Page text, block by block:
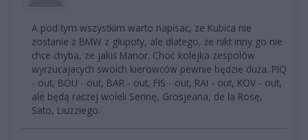
A pod tym wszystkim warto napisac, ze Kubica nie
zostanie z BMW z głupoty, ale dlatego, że nikt inny go nie
chce chyba, ze jakiś Manor. Choć kolejka zespolów
wyrzucajacych swoich kierowców pewnie będzie duża. PIQ
- out, BOU - out, BAR - out, FIS - out, RAI - out, KOV - out,
ale będą raczej woleli Sennę, Grosjeana, de la Rosę,
Sato, Liuzziego.